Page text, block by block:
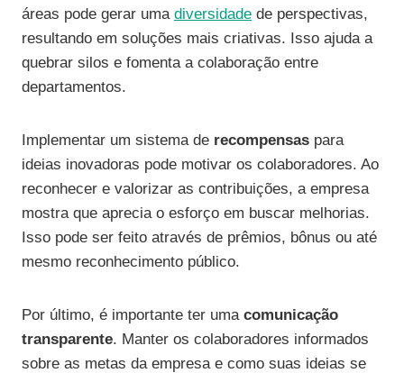
áreas pode gerar uma diversidade de perspectivas,
resultando em soluções mais criativas. Isso ajuda a
quebrar silos e fomenta a colaboração entre
departamentos.
Implementar um sistema de recompensas para
ideias inovadoras pode motivar os colaboradores. Ao
reconhecer e valorizar as contribuições, a empresa
mostra que aprecia o esforço em buscar melhorias.
Isso pode ser feito através de prêmios, bônus ou até
mesmo reconhecimento público.
Por último, é importante ter uma comunicação
transparente. Manter os colaboradores informados
sobre as metas da empresa e como suas ideias se